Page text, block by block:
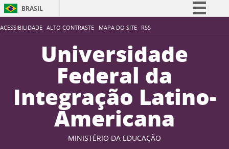
ACESSIBILIDADE ALTO CONTRASTE MAPA DO SITE RSS
BRASIL
Simplifique!
Participe
Acesso à informação
Legislação
Canais
Universidade
Federal da
Integração Latino-
Americana
MINISTÉRIO DA EDUCAÇÃO